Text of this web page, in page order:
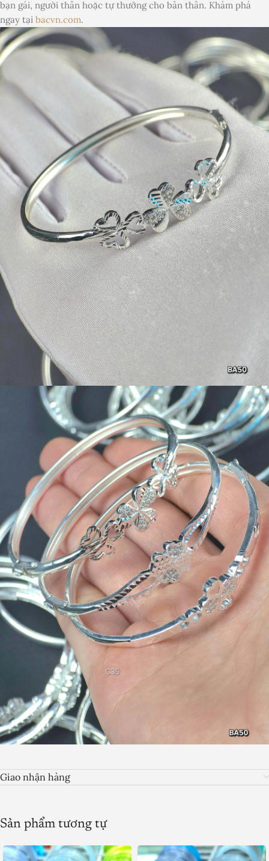
bạn gái, người thân hoặc tự thưởng cho bản thân. Khám phá
ngay tại bacvn.com.
Giao nhận hàng
Sản phẩm tương tự